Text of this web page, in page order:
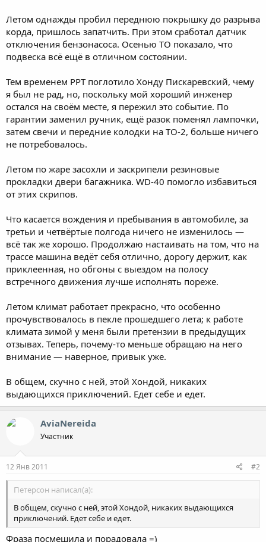
Летом однажды пробил переднюю покрышку до разрыва
корда, пришлось запатчить. При этом сработал датчик
отключения бензонасоса. Осенью ТО показало, что
подвеска всё ещё в отличном состоянии.
Тем временем РРТ поглотило Хонду Пискаревский, чему
я был не рад, но, поскольку мой хороший инженер
остался на своём месте, я пережил это событие. По
гарантии заменил ручник, ещё разок поменял лампочки,
затем свечи и передние колодки на ТО-2, больше ничего
не потребовалось.
Летом по жаре засохли и заскрипели резиновые
прокладки двери багажника. WD-40 помогло избавиться
от этих скрипов.
Что касается вождения и пребывания в автомобиле, за
третьи и четвёртые полгода ничего не изменилось —
всё так же хорошо. Продолжаю настаивать на том, что на
трассе машина ведёт себя отлично, дорогу держит, как
приклеенная, но обгоны с выездом на полосу
встречного движения лучше исполнять пореже.
Летом климат работает прекрасно, что особенно
прочувствовалось в пекле прошедшего лета; к работе
климата зимой у меня были претензии в предыдущих
отзывах. Теперь, почему-то меньше обращаю на него
внимание — наверное, привык уже.
В общем, скучно с ней, этой Хондой, никаких
выдающихся приключений. Едет себе и едет.
AviaNereida
Участник
12 Янв 2011 #2
Петерсон написал(а):
В общем, скучно с ней, этой Хондой, никаких выдающихся
приключений. Едет себе и едет.
Фраза посмешила и порадовала =)